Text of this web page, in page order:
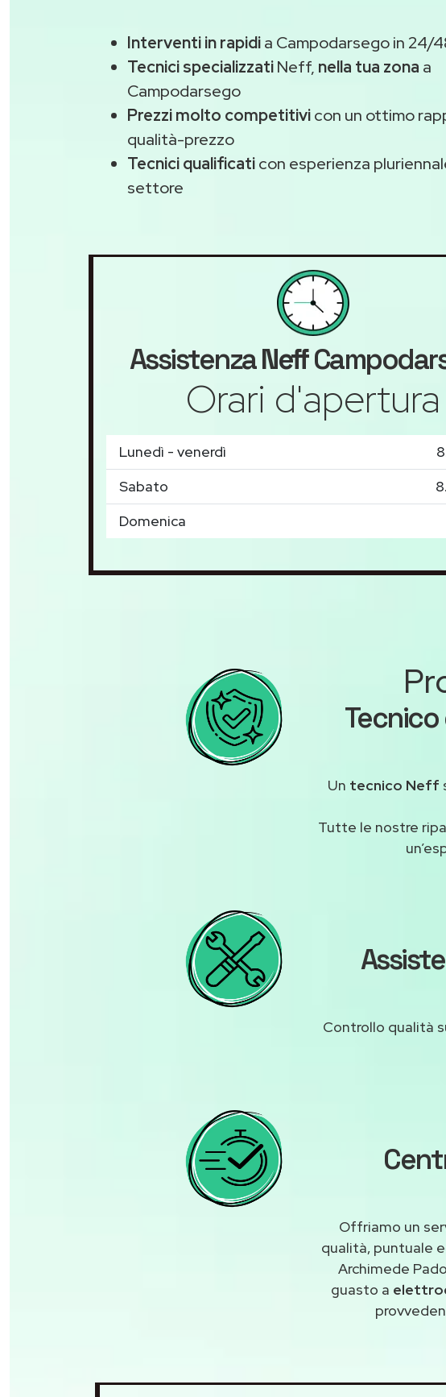
Interventi in rapidia Campodarsego in 24/
Tecnici specializzatiNeff, nella tua zona a
Campodarsego
Prezzi molto competitivicon un ottimo
qualità-prezzo
Tecnici qualificaticon esperienza
settore
AssistenzaNeff
Orari d'apertura
Lunedì - venerdì
Sabato
Domenica
Un tecnico Neff
Tutte le nostre
Controllo qualità
Offriamo un
qualità, puntuale
Archimede
guasto a